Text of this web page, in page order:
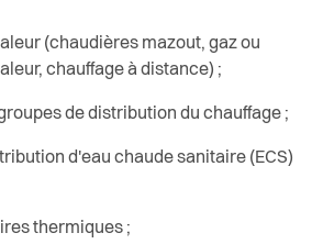
(chaudières mazout, gaz ou
chauffage à distance) ;
de distribution du chauffage ;
d'eau chaude sanitaire (ECS)
thermiques ;